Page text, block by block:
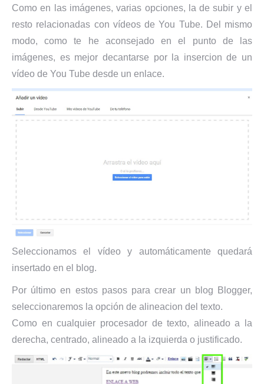
Como en las imágenes, varias opciones, la de subir y el
resto relacionadas con vídeos de You Tube. Del mismo
modo, como te he aconsejado en el punto de las
imágenes, es mejor decantarse por la insercion de un
vídeo de You Tube desde un enlace.
Seleccionamos el vídeo y automáticamente quedará
insertado en el blog.
Por último en estos pasos para crear un blog Blogger,
seleccionaremos la opción de alineacion del texto.
Como en cualquier procesador de texto, alineado a la
derecha, centrado, alineado a la izquierda o justificado.